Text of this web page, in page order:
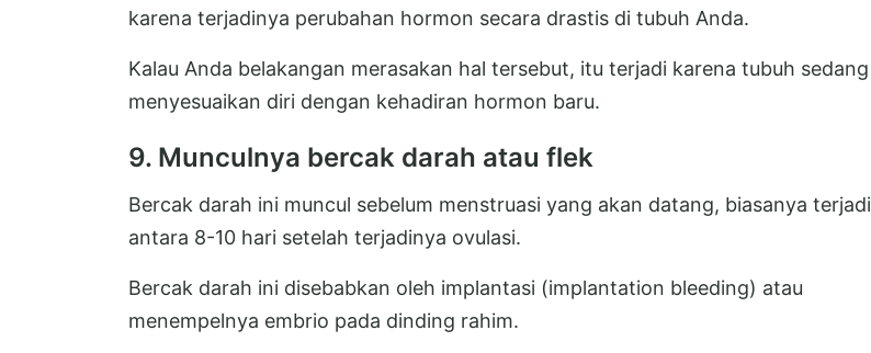
karena terjadinya perubahan hormon secara drastis di tubuh Anda.
Kalau Anda belakangan merasakan hal tersebut, itu terjadi karena tubuh sedang
menyesuaikan diri dengan kehadiran hormon baru.
9. Munculnya bercak darah atau flek
Bercak darah ini muncul sebelum menstruasi yang akan datang, biasanya terjadi
antara 8-10 hari setelah terjadinya ovulasi.
Bercak darah ini disebabkan oleh implantasi (implantation bleeding) atau
menempelnya embrio pada dinding rahim.